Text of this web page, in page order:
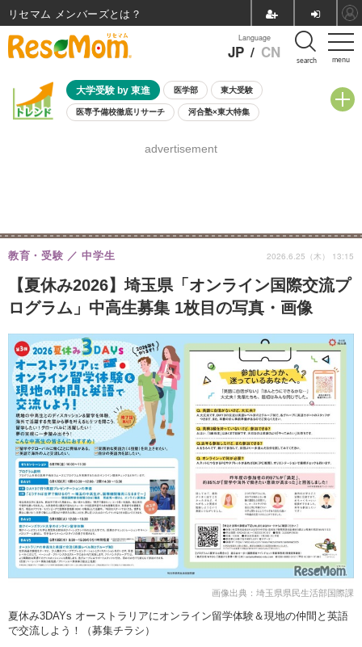
menu
Language
JP / CN search
大学受験 by 東進 医学部 東大受験
医専予備校徹底リサーチ 河合塾×東大特集
8月開催学校説明会・相談会
advertisement
【夏休み2026】埼玉県「オンライン国際交流プ
ログラム」中高生募集 1枚目の写真・画像
教育・受験 中学生 2026.6.25（木） 13:15
画像出典：埼玉県県民生活部国際課
夏休み3DAYs オーストラリアにオンライン留学体験＆現地の仲間と英語
で交流しよう！（募集チラシ）
リセマム メンバーズ